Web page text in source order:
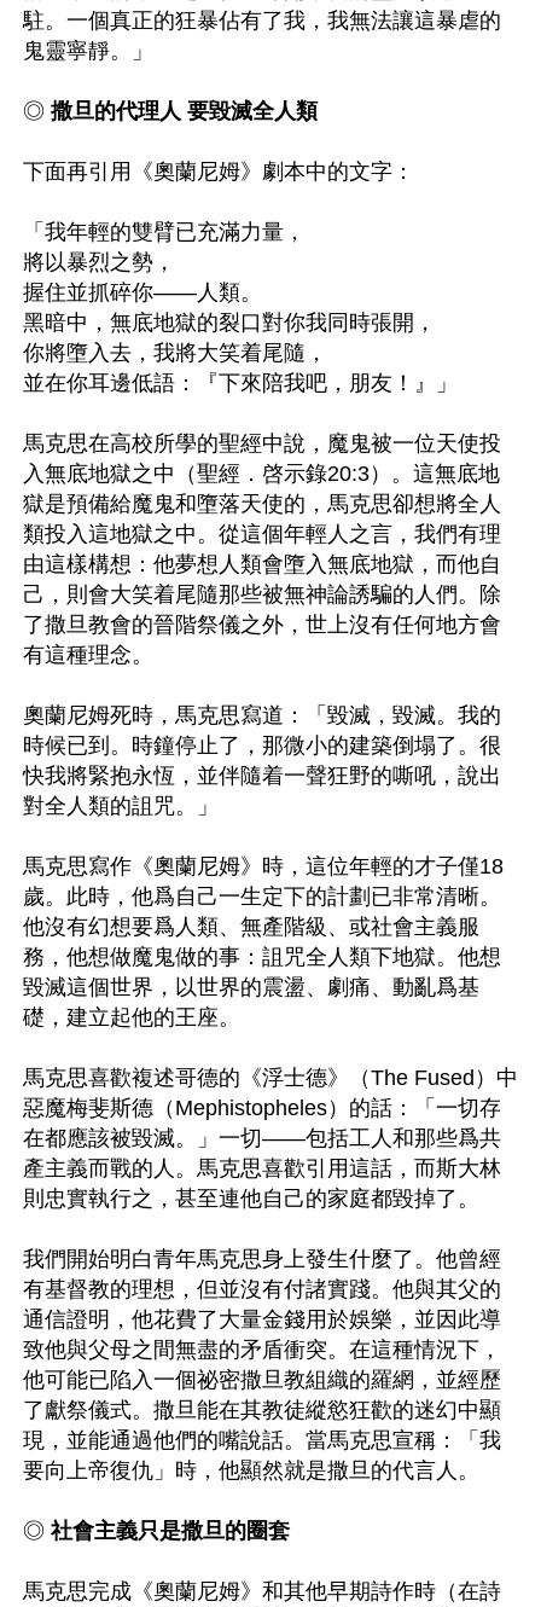
駐。一個真正的狂暴佔有了我，我無法讓這暴虐的
鬼靈寧靜。」
◎ 撒旦的代理人 要毀滅全人類
下面再引用《奧蘭尼姆》劇本中的文字：
「我年輕的雙臂已充滿力量，
將以暴烈之勢，
握住並抓碎你——人類。
黑暗中，無底地獄的裂口對你我同時張開，
你將墮入去，我將大笑着尾隨，
並在你耳邊低語：『下來陪我吧，朋友！』」
馬克思在高校所學的聖經中說，魔鬼被一位天使投
入無底地獄之中（聖經．啓示錄20:3）。這無底地
獄是預備給魔鬼和墮落天使的，馬克思卻想將全人
類投入這地獄之中。從這個年輕人之言，我們有理
由這樣構想：他夢想人類會墮入無底地獄，而他自
己，則會大笑着尾隨那些被無神論誘騙的人們。除
了撒旦教會的晉階祭儀之外，世上沒有任何地方會
有這種理念。
奧蘭尼姆死時，馬克思寫道：「毀滅，毀滅。我的
時候已到。時鐘停止了，那微小的建築倒塌了。很
快我將緊抱永恆，並伴隨着一聲狂野的嘶吼，說出
對全人類的詛咒。」
馬克思寫作《奧蘭尼姆》時，這位年輕的才子僅18
歲。此時，他爲自己一生定下的計劃已非常清晰。
他沒有幻想要爲人類、無產階級、或社會主義服
務，他想做魔鬼做的事：詛咒全人類下地獄。他想
毀滅這個世界，以世界的震盪、劇痛、動亂爲基
礎，建立起他的王座。
馬克思喜歡複述哥德的《浮士德》（The Fused）中
惡魔梅斐斯德（Mephistopheles）的話：「一切存
在都應該被毀滅。」一切——包括工人和那些爲共
產主義而戰的人。馬克思喜歡引用這話，而斯大林
則忠實執行之，甚至連他自己的家庭都毀掉了。
我們開始明白青年馬克思身上發生什麼了。他曾經
有基督教的理想，但並沒有付諸實踐。他與其父的
通信證明，他花費了大量金錢用於娛樂，並因此導
致他與父母之間無盡的矛盾衝突。在這種情況下，
他可能已陷入一個祕密撒旦教組織的羅網，並經歷
了獻祭儀式。撒旦能在其教徒縱慾狂歡的迷幻中顯
現，並能通過他們的嘴說話。當馬克思宣稱：「我
要向上帝復仇」時，他顯然就是撒旦的代言人。
◎ 社會主義只是撒旦的圈套
馬克思完成《奧蘭尼姆》和其他早期詩作時（在詩